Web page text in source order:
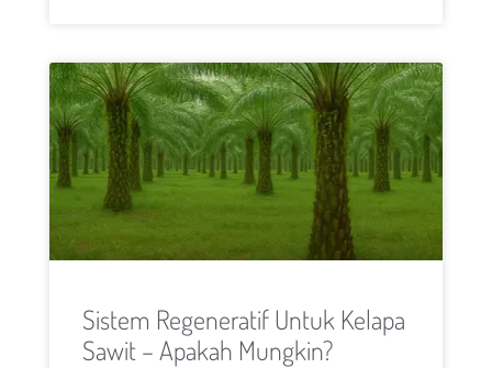
Sistem Regeneratif Untuk Kelapa
Sawit – Apakah Mungkin?